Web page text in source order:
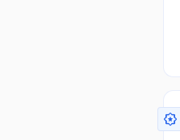
award_star